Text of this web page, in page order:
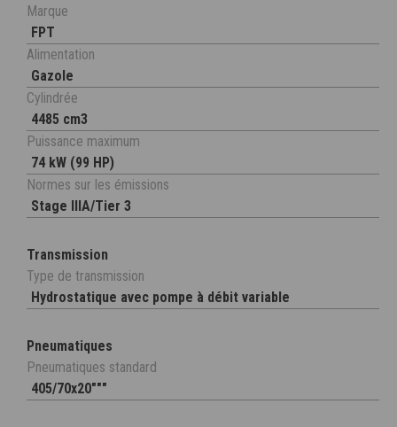
Marque
FPT
Alimentation
Gazole
Cylindrée
4485 cm3
Puissance maximum
74 kW (99 HP)
Normes sur les émissions
Stage IIIA/Tier 3
Transmission
Type de transmission
Hydrostatique avec pompe à débit variable
Pneumatiques
Pneumatiques standard
405/70x20"""